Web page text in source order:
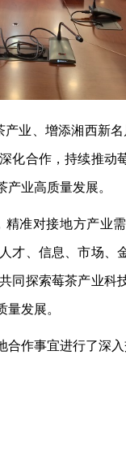
产业、增添湘西新
化合作，持续推动
业高质量发展。
精准对接地方产业
才、信息、市场、
探索莓茶产业科
发展。
作事宜进行了深入